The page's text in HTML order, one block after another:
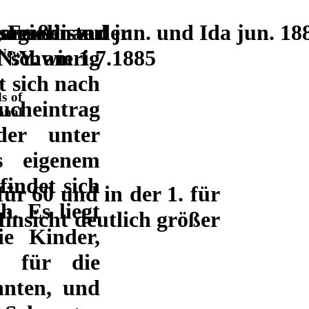
jun. und Ida jun.
of
zu
sich nach
unter
sich
Es liegt
Kinder,
für die
und
der
am 1.7.1885
60 und in der 1. für
deutlich größer